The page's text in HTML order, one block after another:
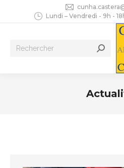
Lundi – Vendredi - 9h -
Recherche